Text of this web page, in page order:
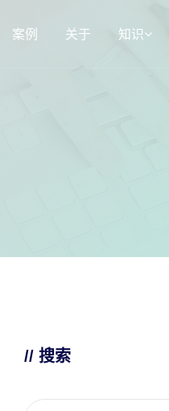
案例 关于 知识
// 搜索